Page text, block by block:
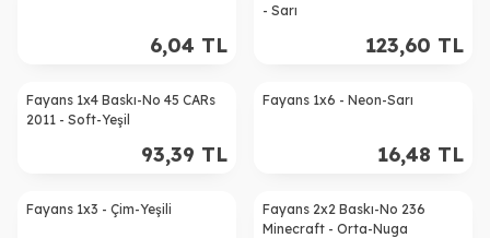
6,04 TL
- Sarı
123,60 TL
Fayans 1x4 Baskı-No 45 CARs
2011 - Soft-Yeşil
93,39 TL
Fayans 1x6 - Neon-Sarı
16,48 TL
Fayans 1x3 - Çim-Yeşili
Fayans 2x2 Baskı-No 236
Minecraft - Orta-Nuga